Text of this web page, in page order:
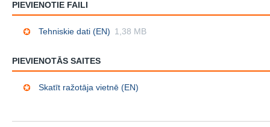
PIEVIENOTIE FAILI
Tehniskie dati (EN) 1,38 MB
PIEVIENOTĀS SAITES
Skatīt ražotāja vietnē (EN)